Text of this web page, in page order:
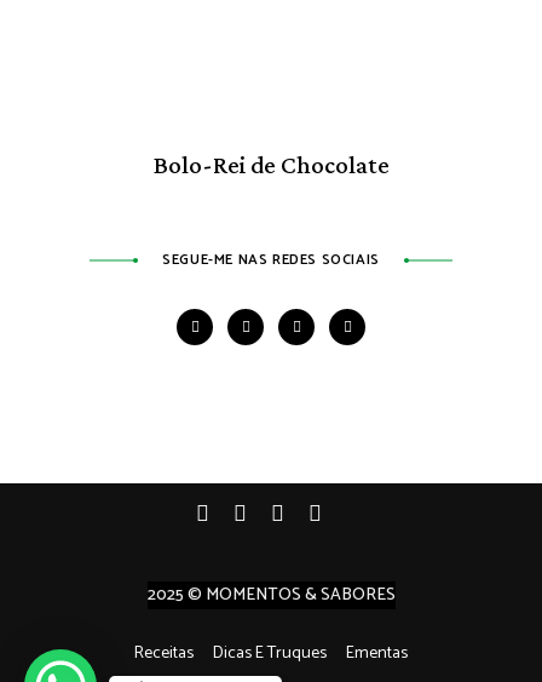
Bolo-Rei de Chocolate
SEGUE-ME NAS REDES SOCIAIS
2025 © MOMENTOS & SABORES
Receitas Dicas E Truques Ementas